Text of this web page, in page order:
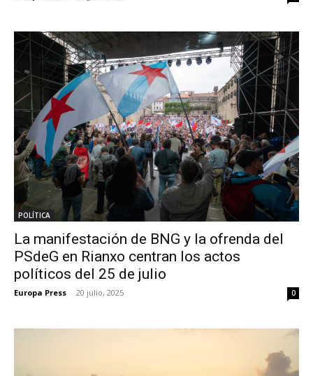
POLÍTICA
La manifestación de BNG y la ofrenda del
PSdeG en Rianxo centran los actos
políticos del 25 de julio
Europa Press - 20 julio, 2025 0